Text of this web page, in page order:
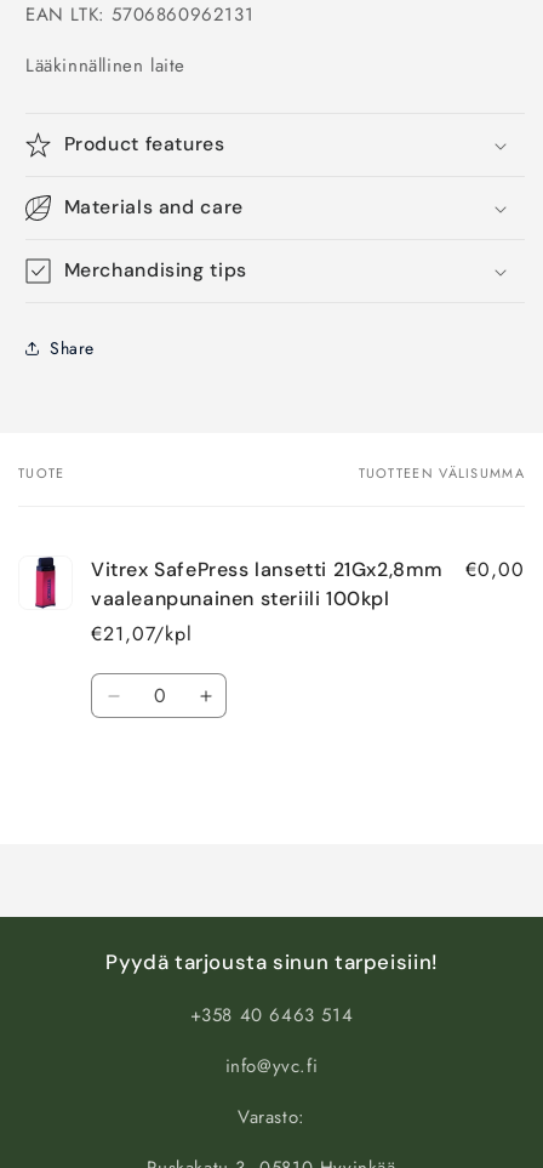
EAN LTK: 5706860962131
Lääkinnällinen laite
Product features
Materials and care
Merchandising tips
Share
Ostoskorisi
TUOTE TUOTTEEN VÄLISUMMA
Vitrex SafePress lansetti 21Gx2,8mm
vaaleanpunainen steriili 100kpl
€21,07/kpl
€0,00
Määrä
Vähennä
Lisää
Pyydä tarjousta sinun tarpeisiin!
+358 40 6463 514
info@yvc.fi
Varasto: